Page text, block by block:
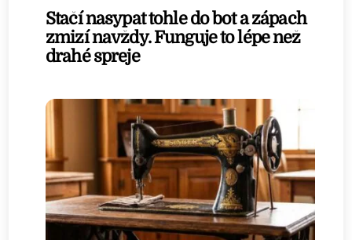
Stačí nasypat tohle do bot a zápach
zmizí navždy. Funguje to lépe než
drahé spreje